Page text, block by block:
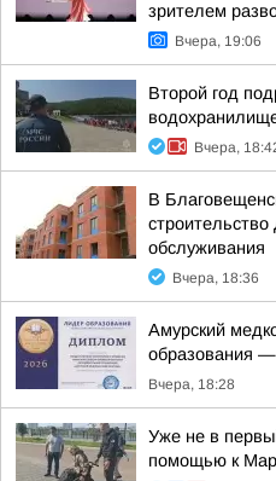
зрителем
Вчера, 19:06
Второй год
Вчера,
В
обслуживания
Вчера, 18:36
Амурский
образования
Вчера, 18:28
Уже не в
помощью к